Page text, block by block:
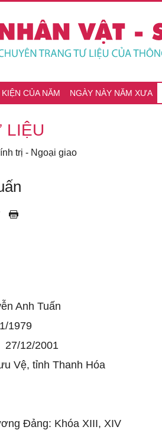
CỦA NĂM NGÀY NÀY NĂM XƯA
LIỆU
trị - Ngoại giao
Anh Tuấn
1979
27/12/2001
Vệ, tỉnh Thanh Hóa
Đảng: Khóa XIII, XIV